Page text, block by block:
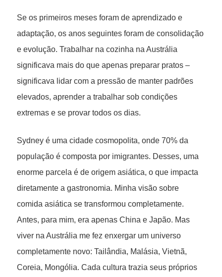
Se os primeiros meses foram de aprendizado e
adaptação, os anos seguintes foram de consolidação
e evolução. Trabalhar na cozinha na Austrália
significava mais do que apenas preparar pratos –
significava lidar com a pressão de manter padrões
elevados, aprender a trabalhar sob condições
extremas e se provar todos os dias.
Sydney é uma cidade cosmopolita, onde 70% da
população é composta por imigrantes. Desses, uma
enorme parcela é de origem asiática, o que impacta
diretamente a gastronomia. Minha visão sobre
comida asiática se transformou completamente.
Antes, para mim, era apenas China e Japão. Mas
viver na Austrália me fez enxergar um universo
completamente novo: Tailândia, Malásia, Vietnã,
Coreia, Mongólia. Cada cultura trazia seus próprios